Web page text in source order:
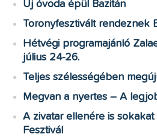
Új óvoda épül Bazitán
Toronyfesztivált rendeznek
Hétvégi programajánló
július 24-26.
Teljes szélességében
Megvan a nyertes – A
A zivatar ellenére is
Fesztivál